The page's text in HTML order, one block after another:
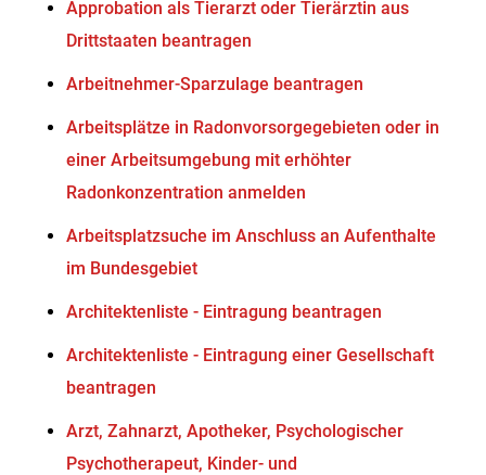
Approbation als Tierarzt oder Tierärztin aus
Drittstaaten beantragen
Arbeitnehmer-Sparzulage beantragen
Arbeitsplätze in Radonvorsorgegebieten oder in
einer Arbeitsumgebung mit erhöhter
Radonkonzentration anmelden
Arbeitsplatzsuche im Anschluss an Aufenthalte
im Bundesgebiet
Architektenliste - Eintragung beantragen
Architektenliste - Eintragung einer Gesellschaft
beantragen
Arzt, Zahnarzt, Apotheker, Psychologischer
Psychotherapeut, Kinder- und